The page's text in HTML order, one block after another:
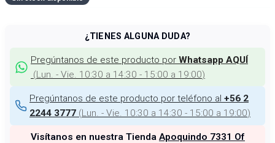
¿TIENES ALGUNA DUDA?
Pregúntanos de este producto por Whatsapp AQUÍ
(Lun. - Vie. 10:30 a 14:30 - 15:00 a 19:00)
Pregúntanos de este producto por teléfono al +56 2
2244 3777 (Lun. - Vie. 10:30 a 14:30 - 15:00 a 19:00)
Visítanos en nuestra Tienda Apoquindo 7331 Of